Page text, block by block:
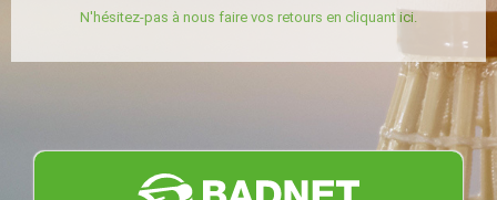
N'hésitez-pas à nous faire vos retours en cliquant ici.